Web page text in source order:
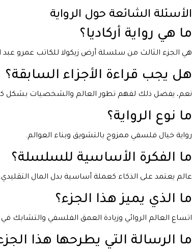
الأسئلة الشائعة حول الرواية
ما هي رواية أركاديا؟
هي الجزء الثالث من سلسلة أرض زيكولا للكاتب عمرو عبد
هل يجب قراءة الأجزاء السابقة؟
نعم، يفضل ذلك لفهم تطور العالم والشخصيات بشكل
ما نوع الرواية؟
رواية خيال فلسفي ممزوج بالتشويق وبناء العوالم.
ما الفكرة الأساسية للسلسلة؟
عالم يعتمد على الذكاء كعملة أساسية بدل المال التقليدي.
ما الذي يميز هذا الجزء؟
اتساع العالم الروائي وزيادة العمق الفلسفي والتشابك في
ما الرسالة التي يطرحها هذا